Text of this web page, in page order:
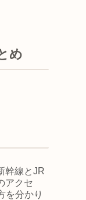
め
幹線とJR
アクセ
を分かり